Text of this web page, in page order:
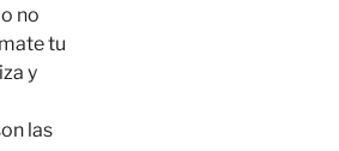
no
tu
y
las